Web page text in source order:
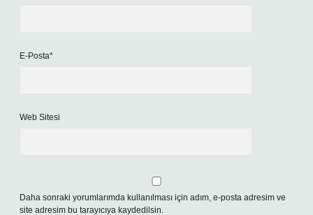
E-Posta*
Web Sitesi
Daha sonraki yorumlarımda kullanılması için adım, e-posta adresim ve
site adresim bu tarayıcıya kaydedilsin.